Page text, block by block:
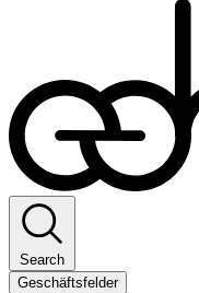
Search
Geschäftsfelder